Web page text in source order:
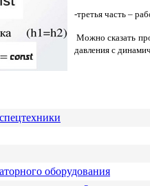
-третья часть –
Можно сказать
давления с
оборудования